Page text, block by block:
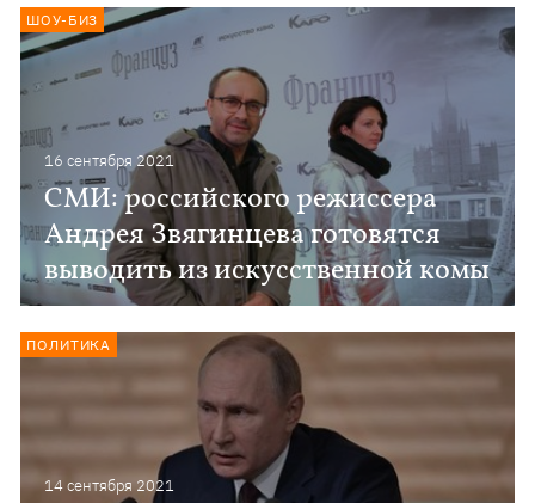
16 сентября 2021
СМИ: российского режиссера
Андрея Звягинцева готовятся
выводить из искусственной комы
ШОУ-БИЗ
14 сентября 2021
ПОЛИТИКА